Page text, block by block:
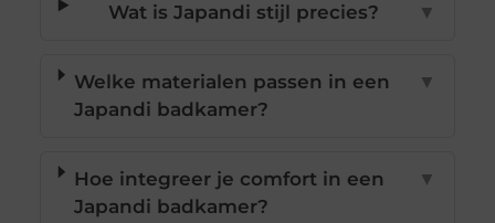
Wat is Japandi stijl precies? ▼
Welke materialen passen in een
Japandi badkamer?
▼
Hoe integreer je comfort in een
Japandi badkamer?
▼